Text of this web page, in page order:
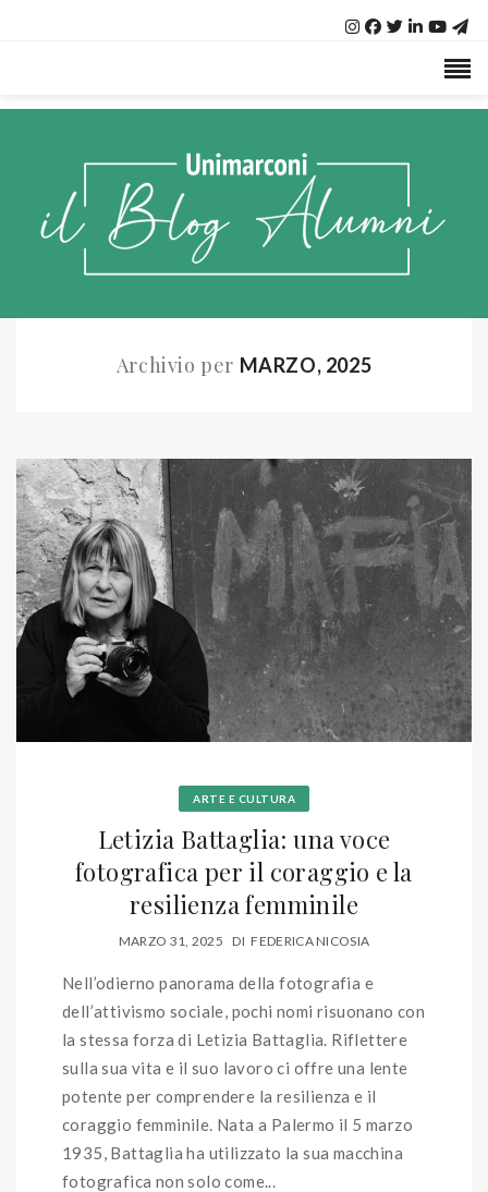
Archivio per MARZO, 2025
ARTE E CULTURA
Letizia Battaglia: una voce
fotografica per il coraggio e la
resilienza femminile
MARZO 31, 2025 DI FEDERICA NICOSIA
Nell’odierno panorama della fotografia e
dell’attivismo sociale, pochi nomi risuonano con
la stessa forza di Letizia Battaglia. Riflettere
sulla sua vita e il suo lavoro ci offre una lente
potente per comprendere la resilienza e il
coraggio femminile. Nata a Palermo il 5 marzo
1935, Battaglia ha utilizzato la sua macchina
fotografica non solo come...